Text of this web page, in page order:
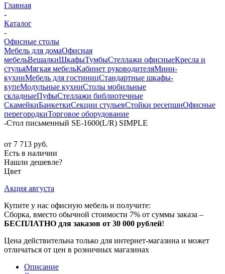
Главная
-
Каталог
-
Офисные столы
Мебель для домаОфисная
мебельВешалкиШкафыТумбыСтеллажи офисныеКресла и
стульяМягкая мебельКабинет руководителяМини-
кухниМебель для гостиницСтандартные шкафы-
купеМодульные кухниСтолы мобильные
складныеПуфыСтеллажи библиотечные
СкамейкиБанкеткиСекции стульевСтойки ресепшнОфисные
перегородкиТорговое оборудование
-Стол письменный SE-1600(L/R) SIMPLE
от 7 713 руб.
Есть в наличии
Нашли дешевле?
Цвет
Акция августа
Купите у нас офисную мебель и получите:
Сборка, вместо обычной стоимости 7% от суммы заказа –
БЕСПЛАТНО для заказов от 30 000 рублей!
Цена действительна только для интернет-магазина и может
отличаться от цен в розничных магазинах
Описание